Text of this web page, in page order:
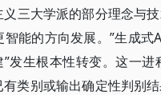
三大学派的部分理念与
能的方向发展。”生成
发生根本性转变。这一
类别或输出确定性判别